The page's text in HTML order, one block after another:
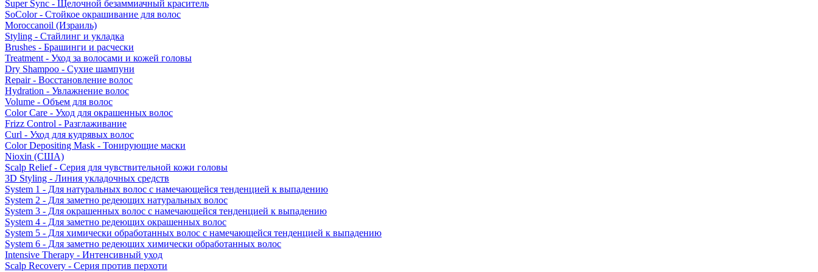
Super Sync - Щелочной безаммиачный краситель
SoColor - Стойкое окрашивание для волос
Moroccanoil (Израиль)
Styling - Стайлинг и укладка
Brushes - Брашинги и расчески
Treatment - Уход за волосами и кожей головы
Dry Shampoo - Сухие шампуни
Repair - Восстановление волос
Hydration - Увлажнение волос
Volume - Объем для волос
Color Care - Уход для окрашенных волос
Frizz Control - Разглаживание
Curl - Уход для кудрявых волос
Color Depositing Mask - Тонирующие маски
Nioxin (США)
Scalp Relief - Серия для чувствительной кожи головы
3D Styling - Линия укладочных средств
System 1 - Для натуральных волос с намечающейся тенденцией к выпадению
System 2 - Для заметно редеющих натуральных волос
System 3 - Для окрашенных волос с намечающейся тенденцией к выпадению
System 4 - Для заметно редеющих окрашенных волос
System 5 - Для химически обработанных волос с намечающейся тенденцией к выпадению
System 6 - Для заметно редеющих химически обработанных волос
Intensive Therapy - Интенсивный уход
Scalp Recovery - Серия против перхоти